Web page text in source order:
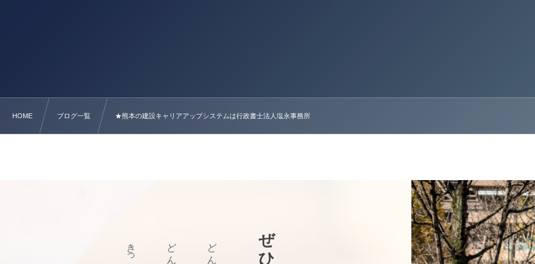
HOME ブログ一覧 ★熊本の建設キャリアアップシステムは行政書士法人塩永事務所